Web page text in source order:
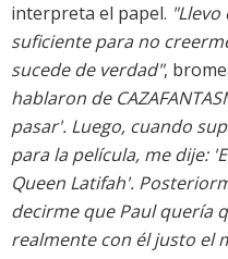
interpreta el papel.
suficiente para no
sucede de verdad",
hablaron de
pasar'. Luego, cuando
para la película, me dije:
Queen Latifah'.
decirme que Paul quería
realmente con él justo el